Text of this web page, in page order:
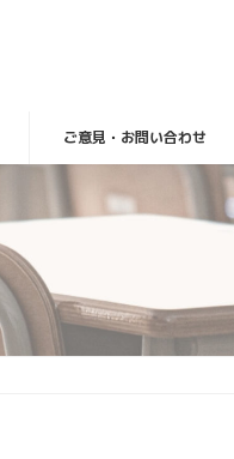
ご意見・お問い合わせ